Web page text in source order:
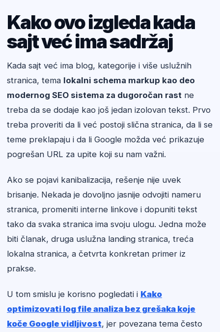
Kako ovo izgleda kada
sajt već ima sadržaj
Kada sajt već ima blog, kategorije i više uslužnih
stranica, tema lokalni schema markup kao deo
modernog SEO sistema za dugoročan rast ne
treba da se dodaje kao još jedan izolovan tekst. Prvo
treba proveriti da li već postoji slična stranica, da li se
teme preklapaju i da li Google možda već prikazuje
pogrešan URL za upite koji su nam važni.
Ako se pojavi kanibalizacija, rešenje nije uvek
brisanje. Nekada je dovoljno jasnije odvojiti nameru
stranica, promeniti interne linkove i dopuniti tekst
tako da svaka stranica ima svoju ulogu. Jedna može
biti članak, druga uslužna landing stranica, treća
lokalna stranica, a četvrta konkretan primer iz
prakse.
U tom smislu je korisno pogledati i Kako
optimizovati log file analiza bez grešaka koje
koče Google vidljivost, jer povezana tema često